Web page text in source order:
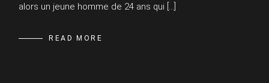
alors un jeune homme de 24 ans qui […]
READ MORE